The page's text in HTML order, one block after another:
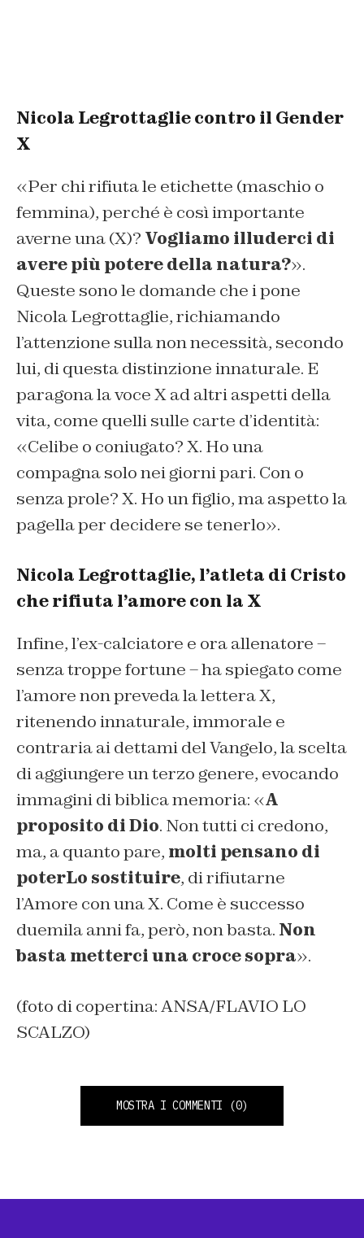
Nicola Legrottaglie contro il Gender
X
«Per chi rifiuta le etichette (maschio o
femmina), perché è così importante
averne una (X)? Vogliamo illuderci di
avere più potere della natura?».
Queste sono le domande che i pone
Nicola Legrottaglie, richiamando
l’attenzione sulla non necessità, secondo
lui, di questa distinzione innaturale. E
paragona la voce X ad altri aspetti della
vita, come quelli sulle carte d’identità:
«Celibe o coniugato? X. Ho una
compagna solo nei giorni pari. Con o
senza prole? X. Ho un figlio, ma aspetto la
pagella per decidere se tenerlo».
Nicola Legrottaglie, l’atleta di Cristo
che rifiuta l’amore con la X
Infine, l’ex-calciatore e ora allenatore –
senza troppe fortune – ha spiegato come
l’amore non preveda la lettera X,
ritenendo innaturale, immorale e
contraria ai dettami del Vangelo, la scelta
di aggiungere un terzo genere, evocando
immagini di biblica memoria: «A
proposito di Dio. Non tutti ci credono,
ma, a quanto pare, molti pensano di
poterLo sostituire, di rifiutarne
l’Amore con una X. Come è successo
duemila anni fa, però, non basta. Non
basta metterci una croce sopra».
(foto di copertina: ANSA/FLAVIO LO
SCALZO)
MOSTRA I COMMENTI (0)